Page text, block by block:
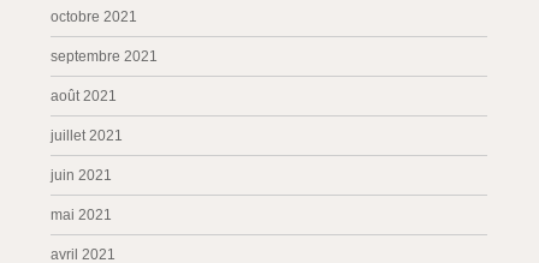
octobre 2021
septembre 2021
août 2021
juillet 2021
juin 2021
mai 2021
avril 2021